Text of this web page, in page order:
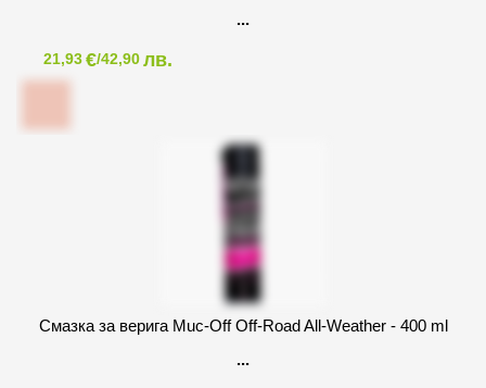
21,93€/42,90лв.
Смазка за верига Muc-Off Off-Road All-Weather - 400 ml